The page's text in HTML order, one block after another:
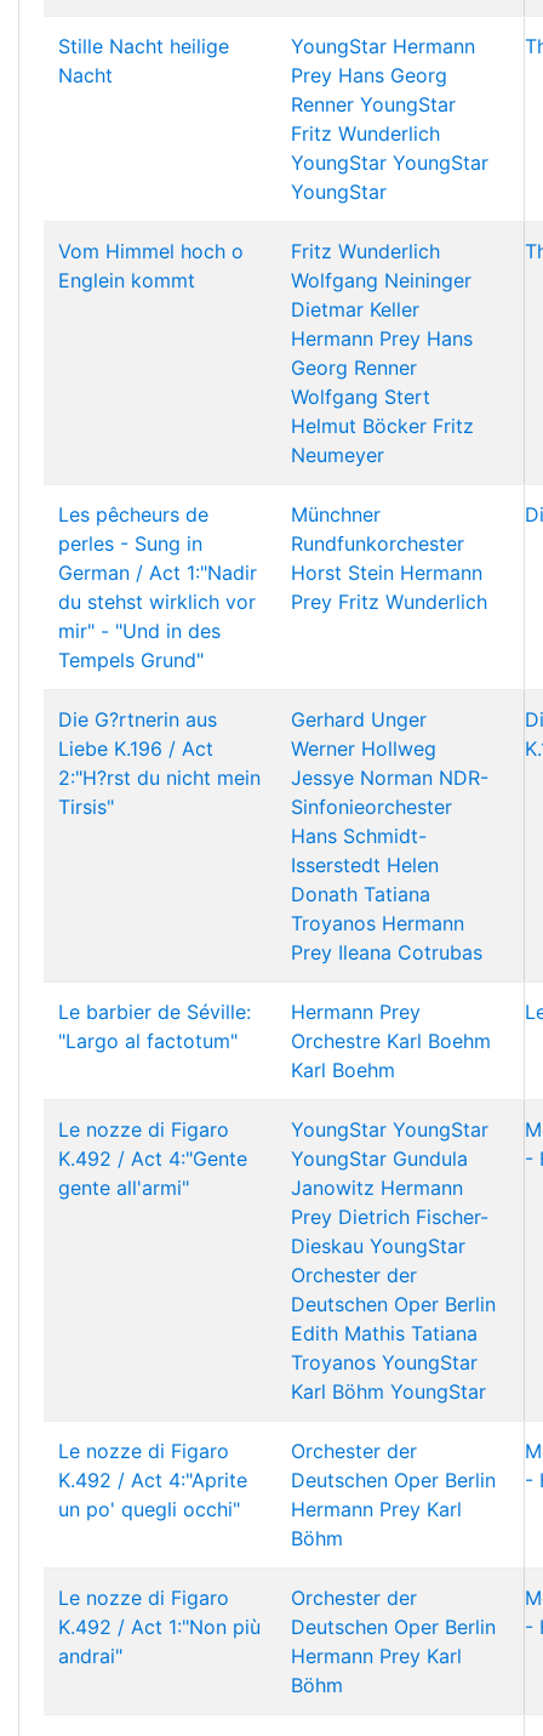
Stille Nacht heilige
Nacht
YoungStar Hermann
Prey Hans Georg
Renner YoungStar
Fritz Wunderlich
YoungStar YoungStar
YoungStar
Vom Himmel hoch o
Englein kommt
Fritz Wunderlich
Wolfgang Neininger
Dietmar Keller
Hermann Prey Hans
Georg Renner
Wolfgang Stert
Helmut Böcker Fritz
Neumeyer
Les pêcheurs de
perles - Sung in
German / Act 1:"Nadir
du stehst wirklich vor
mir" - "Und in des
Tempels Grund"
Münchner
Rundfunkorchester
Horst Stein Hermann
Prey Fritz Wunderlich
Die G?rtnerin aus
Liebe K.196 / Act
2:"H?rst du nicht mein
Tirsis"
Gerhard Unger
Werner Hollweg
Jessye Norman NDR-
Sinfonieorchester
Hans Schmidt-
Isserstedt Helen
Donath Tatiana
Troyanos Hermann
Prey Ileana Cotrubas
Le barbier de Séville:
"Largo al factotum"
Hermann Prey
Orchestre Karl Boehm
Karl Boehm
Le nozze di Figaro
K.492 / Act 4:"Gente
gente all'armi"
YoungStar YoungStar
YoungStar Gundula
Janowitz Hermann
Prey Dietrich Fischer-
Dieskau YoungStar
Orchester der
Deutschen Oper Berlin
Edith Mathis Tatiana
Troyanos YoungStar
Karl Böhm YoungStar
-
Le nozze di Figaro
K.492 / Act 4:"Aprite
un po' quegli occhi"
Orchester der
Deutschen Oper Berlin
Hermann Prey Karl
Böhm
-
Le nozze di Figaro
K.492 / Act 1:"Non più
andrai"
Orchester der
Deutschen Oper Berlin
Hermann Prey Karl
Böhm
-